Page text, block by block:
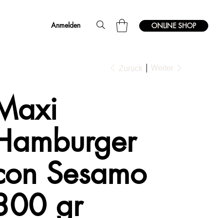
Anmelden ONLINE SHOP
Zurück Weiter
Sesamo
gr